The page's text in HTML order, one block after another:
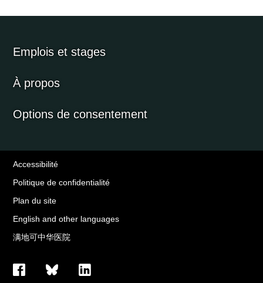
Emplois et stages
À propos
Options de consentement
Accessibilité
Politique de confidentialité
Plan du site
English and other languages
满地可中华医院